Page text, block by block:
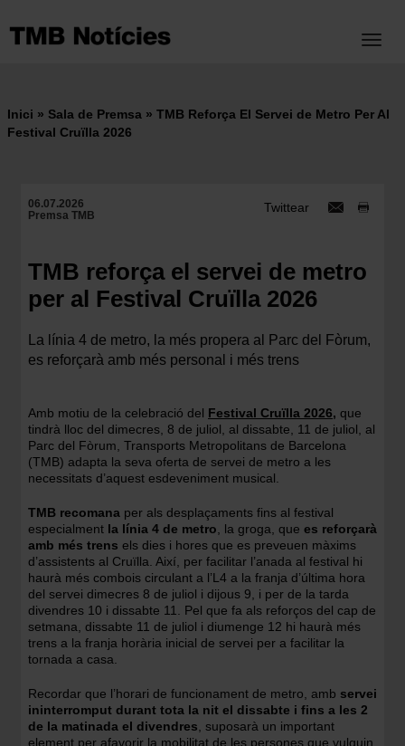
contingut
Fil
Inici Sala de Premsa
TMB Reforça El Servei de Metro Per Al
Festival Cruïlla 2026
Twittear
06.07.2026
Premsa TMB
TMB reforça el servei de metro
per al Festival Cruïlla 2026
La línia 4 de metro, la més propera al Parc del Fòrum,
es reforçarà amb més personal i més trens
Amb motiu de la celebració del Festival Cruïlla 2026, que
tindrà lloc del dimecres, 8 de juliol, al dissabte, 11 de juliol, al
Parc del Fòrum, Transports Metropolitans de Barcelona
(TMB) adapta la seva oferta de servei de metro a les
necessitats d’aquest esdeveniment musical.
TMB recomana per als desplaçaments fins al festival
especialment la línia 4 de metro , la groga, que es reforçarà
amb més trens els dies i hores que es preveuen màxims
d’assistents al Cruïlla. Així, per facilitar l’anada al festival hi
haurà més combois circulant a l’L4 a la franja d’última hora
del servei dimecres 8 de juliol i dijous 9, i per de la tarda
divendres 10 i dissabte 11. Pel que fa als reforços del cap de
setmana, dissabte 11 de juliol i diumenge 12 hi haurà més
trens a la franja horària inicial de servei per a facilitar la
tornada a casa.
Recordar que l’horari de funcionament de metro, amb servei
ininterromput durant tota la nit el dissabte i fins a les 2
de la matinada el divendres , suposarà un important
element per afavorir la mobilitat de les persones que vulguin